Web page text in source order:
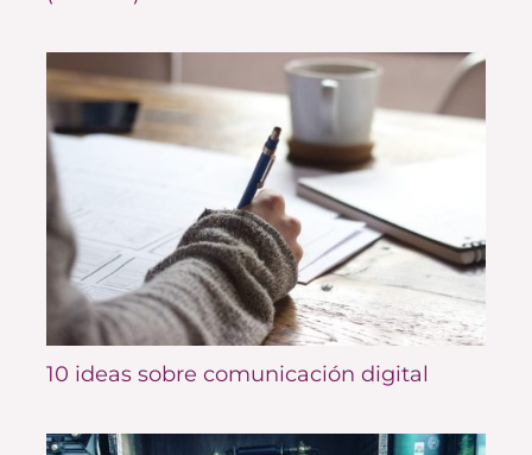
10 ideas sobre comunicación digital